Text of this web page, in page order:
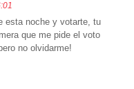
esta noche y votarte, tu
que me pide el voto
no olvidarme!